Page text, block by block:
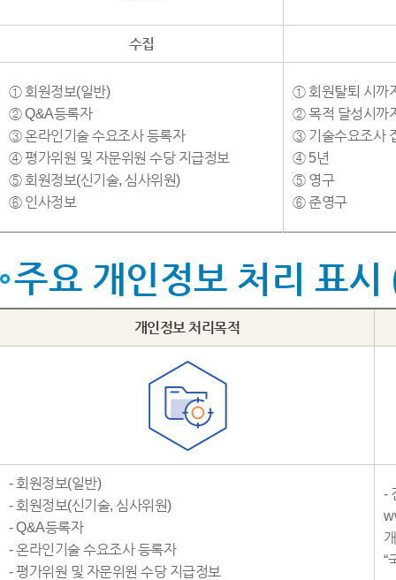
수집
① 회원정보(일반)
② Q&A등록자
③ 온라인기술 수요조사 등록자
④ 평가위원 및 자문위원 수당 지급정보
⑤ 회원정보(신기술, 심사위원)
⑥ 인사정보
① 회원탈퇴 시까
② 목적 달성시까
③ 기술수요조사
④ 5년
⑤ 영구
⑥ 준영구
주요 개인정보 처리 표시
개인정보 처리목적
- 회원정보(일반)
- 회원정보(신기술, 심사위원)
- Q&A등록자
- 온라인기술 수요조사 등록자
- 평가위원 및 자문위원 수당 지급정보
-
“